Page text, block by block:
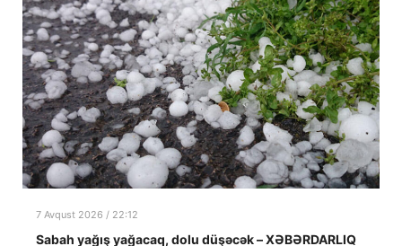
7 Avqust 2026 / 22:12
Sabah yağış yağacaq, dolu düşəcək – XƏBƏRDARLIQ